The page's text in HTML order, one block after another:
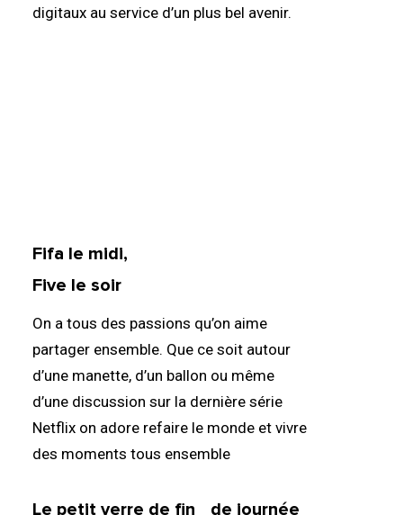
digitaux au service d’un plus bel avenir.
Fifa le midi,
Five le soir02.
On a tous des passions qu’on aime
partager ensemble. Que ce soit autour
d’une manette, d’un ballon ou même
d’une discussion sur la dernière série
Netflix on adore refaire le monde et vivre
des moments tous ensemble
Le petit verre de fin de journée